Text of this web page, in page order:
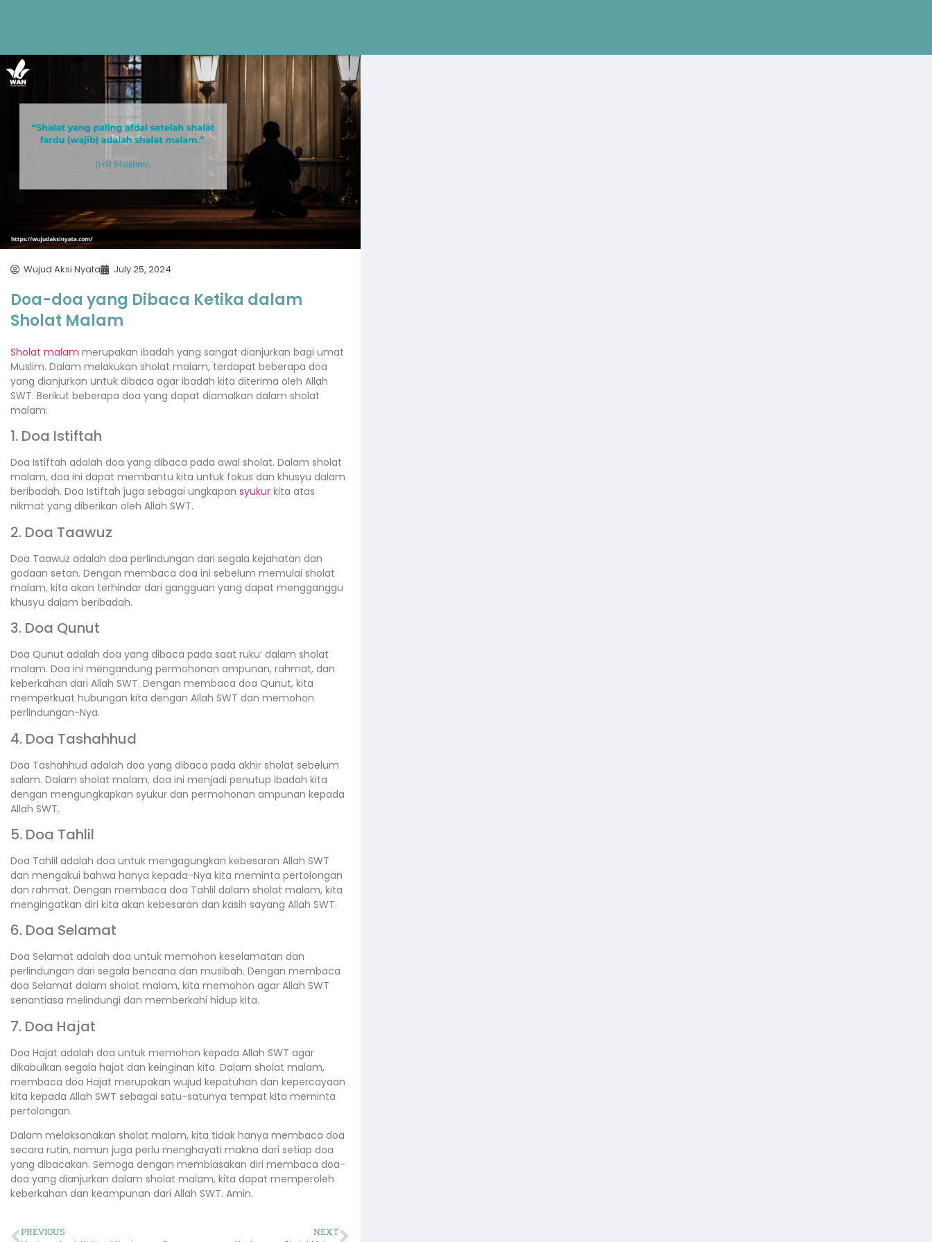
Wujud Aksi Nyata July 25, 2024
Doa-doa yang Dibaca Ketika dalam
Sholat Malam
Sholat malam merupakan ibadah yang sangat dianjurkan bagi umat
Muslim. Dalam melakukan sholat malam, terdapat beberapa doa
yang dianjurkan untuk dibaca agar ibadah kita diterima oleh Allah
SWT. Berikut beberapa doa yang dapat diamalkan dalam sholat
malam:
1. Doa Istiftah
Doa Istiftah adalah doa yang dibaca pada awal sholat. Dalam sholat
malam, doa ini dapat membantu kita untuk fokus dan khusyu dalam
beribadah. Doa Istiftah juga sebagai ungkapan syukur kita atas
nikmat yang diberikan oleh Allah SWT.
2. Doa Taawuz
Doa Taawuz adalah doa perlindungan dari segala kejahatan dan
godaan setan. Dengan membaca doa ini sebelum memulai sholat
malam, kita akan terhindar dari gangguan yang dapat mengganggu
khusyu dalam beribadah.
3. Doa Qunut
Doa Qunut adalah doa yang dibaca pada saat ruku’ dalam sholat
malam. Doa ini mengandung permohonan ampunan, rahmat, dan
keberkahan dari Allah SWT. Dengan membaca doa Qunut, kita
memperkuat hubungan kita dengan Allah SWT dan memohon
perlindungan-Nya.
4. Doa Tashahhud
Doa Tashahhud adalah doa yang dibaca pada akhir sholat sebelum
salam. Dalam sholat malam, doa ini menjadi penutup ibadah kita
dengan mengungkapkan syukur dan permohonan ampunan kepada
Allah SWT.
5. Doa Tahlil
Doa Tahlil adalah doa untuk mengagungkan kebesaran Allah SWT
dan mengakui bahwa hanya kepada-Nya kita meminta pertolongan
dan rahmat. Dengan membaca doa Tahlil dalam sholat malam, kita
mengingatkan diri kita akan kebesaran dan kasih sayang Allah SWT.
6. Doa Selamat
Doa Selamat adalah doa untuk memohon keselamatan dan
perlindungan dari segala bencana dan musibah. Dengan membaca
doa Selamat dalam sholat malam, kita memohon agar Allah SWT
senantiasa melindungi dan memberkahi hidup kita.
7. Doa Hajat
Doa Hajat adalah doa untuk memohon kepada Allah SWT agar
dikabulkan segala hajat dan keinginan kita. Dalam sholat malam,
membaca doa Hajat merupakan wujud kepatuhan dan kepercayaan
kita kepada Allah SWT sebagai satu-satunya tempat kita meminta
pertolongan.
Dalam melaksanakan sholat malam, kita tidak hanya membaca doa
secara rutin, namun juga perlu menghayati makna dari setiap doa
yang dibacakan. Semoga dengan membiasakan diri membaca doa-
doa yang dianjurkan dalam sholat malam, kita dapat memperoleh
keberkahan dan keampunan dari Allah SWT. Amin.
PREVIOUS
NEXT